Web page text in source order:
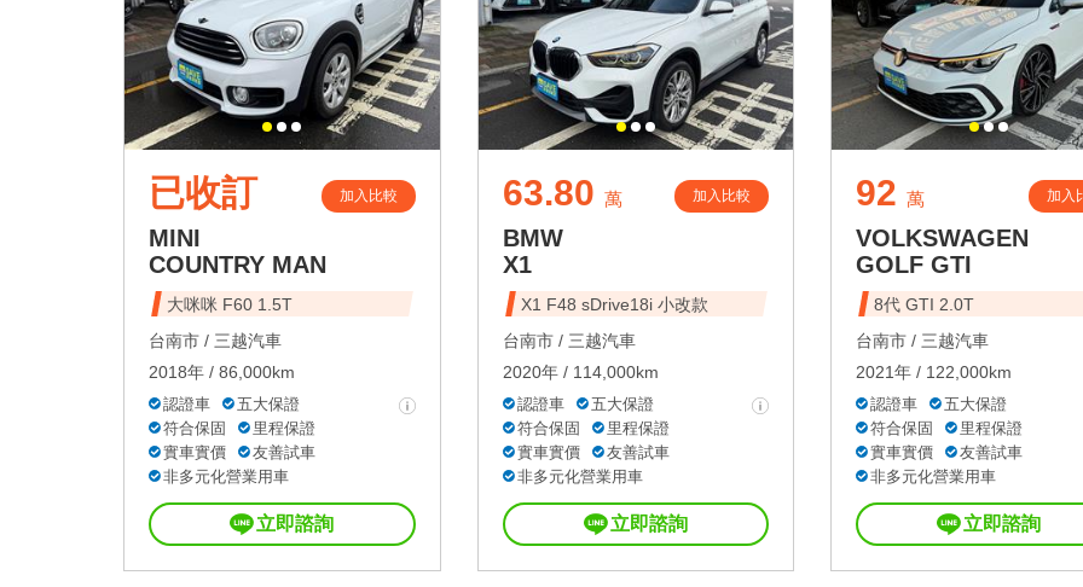
已收訂 加入比較
MINI
COUNTRY MAN
大咪咪 F60 1.5T
台南市 / 三越汽車
2018年 / 86,000km
認證車
五大保證
符合保固
里程保證
實車實價
友善試車
非多元化營業用車
立即諮詢
63.80 萬 加入比較
BMW
X1
X1 F48 sDrive18i 小改款
台南市 / 三越汽車
2020年 / 114,000km
認證車
五大保證
符合保固
里程保證
實車實價
友善試車
非多元化營業用車
立即諮詢
92 萬 加入
VOLKSWAGEN
GOLF GTI
8代 GTI 2.0T
台南市 / 三越汽車
2021年 / 122,000km
認證車
五大保證
符合保固
里程保證
實車實價
友善試車
非多元化營業用車
立即諮詢